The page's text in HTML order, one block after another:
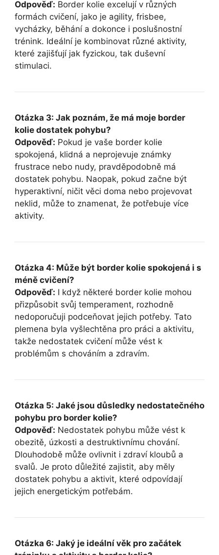
Odpověď: Border kolie excelují v různých
formách cvičení, jako je agility, frisbee,
vycházky, běhání a dokonce i poslušnostní
trénink. Ideální je kombinovat různé aktivity,
které zajišťují jak fyzickou, tak duševní
stimulaci.
Otázka 3: Jak poznám, že má moje border
kolie dostatek pohybu?
Odpověď: Pokud je vaše border kolie
spokojená, klidná a neprojevuje známky
frustrace nebo nudy, pravděpodobně má
dostatek pohybu. Naopak, pokud začne být
hyperaktivní, ničit věci doma nebo projevovat
neklid, může to znamenat, že potřebuje více
aktivity.
Otázka 4: Může být border kolie spokojená i s
méně cvičení?
Odpověď: I když některé border kolie mohou
přizpůsobit svůj temperament, rozhodně
nedoporučuji podceňovat jejich potřeby. Tato
plemena byla vyšlechtěna pro práci a aktivitu,
takže nedostatek cvičení může vést k
problémům s chováním a zdravím.
Otázka 5: Jaké jsou důsledky nedostatečného
pohybu pro border kolie?
Odpověď: Nedostatek pohybu může vést k
obezitě, úzkosti a destruktivnímu chování.
Dlouhodobě může ovlivnit i zdraví kloubů a
svalů. Je proto důležité zajistit, aby měly
dostatek pohybu a aktivit, které odpovídají
jejich energetickým potřebám.
Otázka 6: Jaký je ideální věk pro začátek